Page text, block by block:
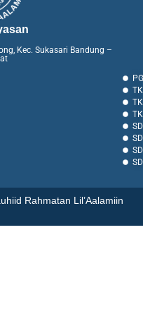
Kec. Sukasari Bandung –
Rahmatan Lil’Aalamiin